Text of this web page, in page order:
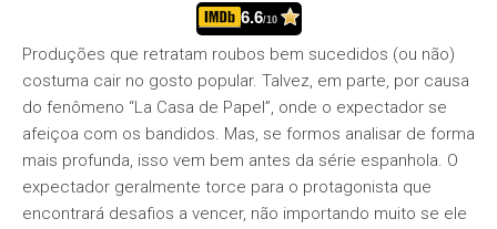
6.6/10
Produções que retratam roubos bem sucedidos (ou não)
costuma cair no gosto popular. Talvez, em parte, por causa
do fenômeno “La Casa de Papel”, onde o expectador se
afeiçoa com os bandidos. Mas, se formos analisar de forma
mais profunda, isso vem bem antes da série espanhola. O
expectador geralmente torce para o protagonista que
encontrará desafios a vencer, não importando muito se ele